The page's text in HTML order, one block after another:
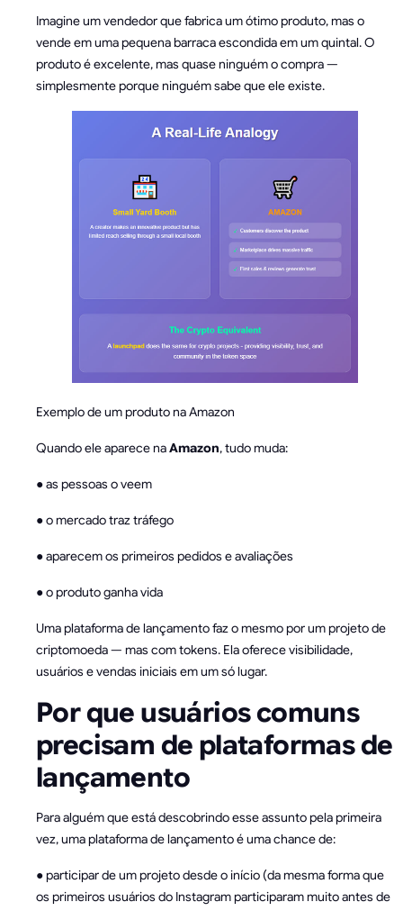
Imagine um vendedor que fabrica um ótimo produto, mas o
vende em uma pequena barraca escondida em um quintal. O
produto é excelente, mas quase ninguém o compra —
simplesmente porque ninguém sabe que ele existe.
Exemplo de um produto na Amazon
Quando ele aparece naAmazon, tudo muda:
● as pessoas o veem
● o mercado traz tráfego
● aparecem os primeiros pedidos e avaliações
● o produto ganha vida
Uma plataforma de lançamento faz o mesmo por um projeto de
criptomoeda — mas com tokens. Ela oferece visibilidade,
usuários e vendas iniciais em um só lugar.
Por que usuários comuns
precisam de plataformas de
lançamento
Para alguém que está descobrindo esse assunto pela primeira
vez, uma plataforma de lançamento é uma chance de:
● participar de um projeto desde o início (da mesma forma que
os primeiros usuários do Instagram participaram muito antes de